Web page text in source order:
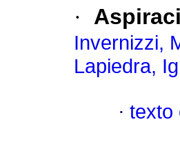
·
Invernizzi,
Lapiedra,
· texto